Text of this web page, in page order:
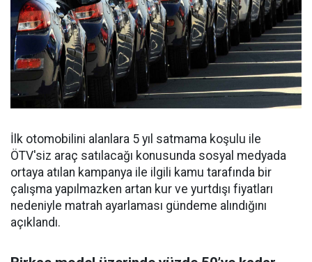
İlk otomobilini alanlara 5 yıl satmama koşulu ile
ÖTV'siz araç satılacağı konusunda sosyal medyada
ortaya atılan kampanya ile ilgili kamu tarafında bir
çalışma yapılmazken artan kur ve yurtdışı fiyatları
nedeniyle matrah ayarlaması gündeme alındığını
açıklandı.